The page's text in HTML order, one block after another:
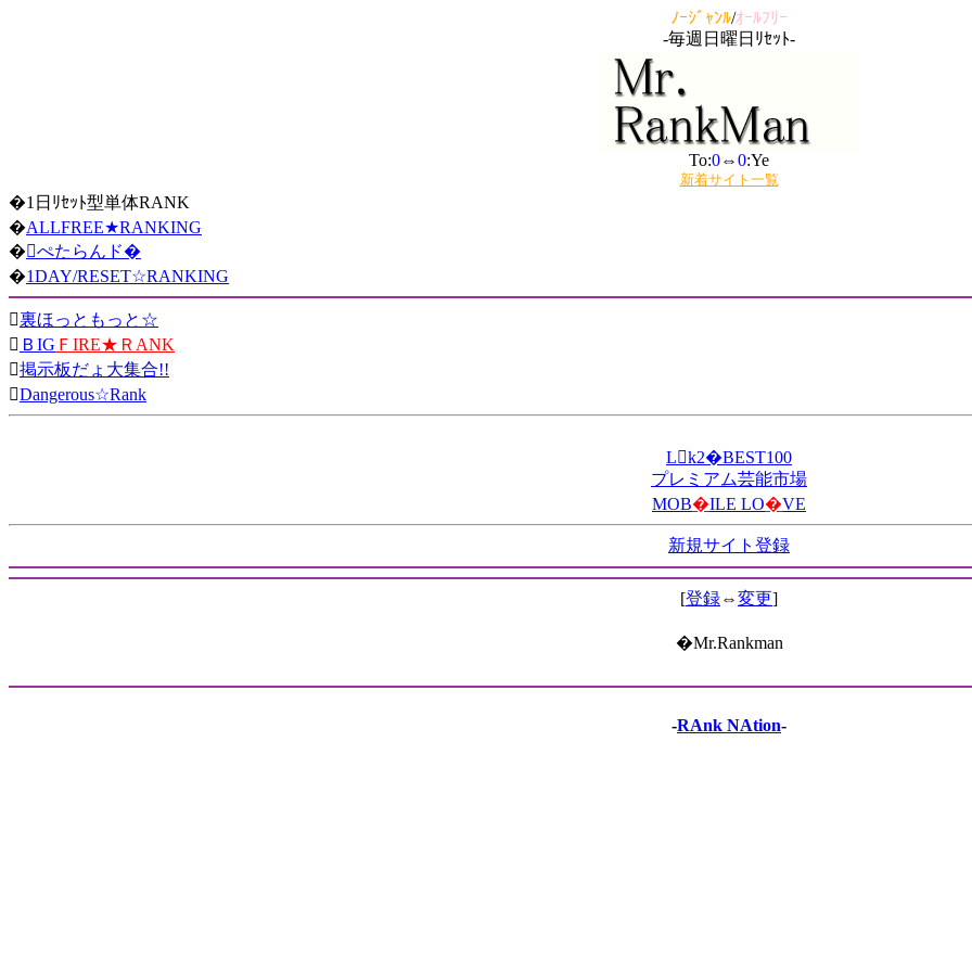
ﾉｰｼﾞｬﾝﾙ/ｵｰﾙﾌﾘｰ
-毎週日曜日ﾘｾｯﾄ-
To:0⇔0:Ye
新着サイト一覧
�1日ﾘｾｯﾄ型単体RANK
�ALLFREE★RANKING
�ぺたらんド�
�1DAY/RESET☆RANKING
裏ほっともっと☆
 ＢIG ＦIRE★ＲANK
掲示板だょ大集合!!
Dangerous☆Rank
Lk2�BEST100
プレミアム芸能市場
MOB�ILE LO�VE
新規サイト登録
[登録⇔変更]
�Mr.Rankman
-RAnk NAtion-